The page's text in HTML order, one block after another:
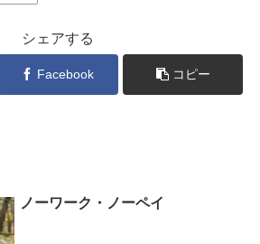
シェアする
Facebook コピー
ノーワーク・ノーペイ